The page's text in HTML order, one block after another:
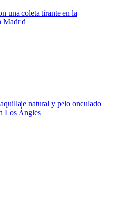
una coleta tirante en la
Madrid
natural y pelo ondulado
Los Ángles